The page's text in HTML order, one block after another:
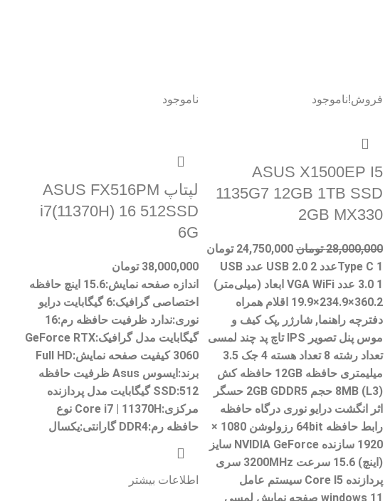
فروش!ناموجود
ASUS X1500EP I5
1135G7 12GB 1TB SSD
2GB MX330
28,000,000 تومان 24,750,000 تومان
Type C 1عدد USB 2.0 2 عدد USB
3.0 1 عدد VGA WiFi ابعاد (میلی‌متر)
360.2×234.9×19.9 اقلام همراه
دفترچه راهنما, شارژر ,پک کیف و
موس پنل تصویر IPS تاچ پد چند لمسی
تعداد رشته 8 تعداد هسته 4 جک 3.5
میلیمتری حافظه 12GB حافظه کش
(L3) 8MB حجم 2GB GDDR5 حسگر
اثر انگشت درایو نوری درگاه حافظه
رابط حافظه 64bit رزولوشن 1080 ×
1920 سازنده NVIDIA GeForce سایز
(اینچ) 15.6 سرعت 3200MHz سری
پردازنده Core I5 سیستم عامل
windows 11 صفحه نمایش لمسی
ناموجود
لپتاپ ASUS FX516PM
i7(11370H) 16 512SSD
6G
38,000,000 تومان
اندازه صفحه نمایش:15.6 اینچ حافظه
اختصاصی گرافیک:6 گیگابایت درایو
نوری:ندارد ظرفیت حافظه رم:16
گیگابایت مدل گرافیک:GeForce RTX
3060 کیفیت صفحه نمایش:Full HD
برند:ایسوس Asus ظرفیت حافظه
SSD:512 گیگابایت مدل پردازنده
مرکزی:Core i7 | 11370H نوع
حافظه رم:DDR4 گارانتی:یکسال
اطلاعات بیشتر